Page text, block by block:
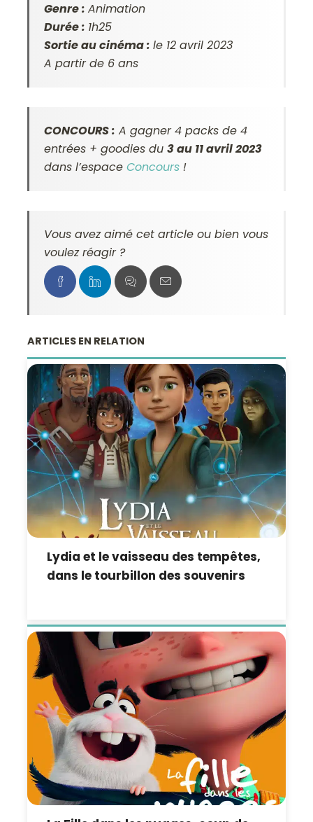
Genre :Animation
Durée : 1h25
Sortie au cinéma :le 12 avril 2023
A partir de 6 ans
CONCOURS : A gagner 4 packs de 4
entrées + goodies du3 au 11 avril 2023
dans l’espaceConcours !
Vous avez aimé cet article ou bien vous
voulez réagir ?
ARTICLES EN RELATION
Lydia et le vaisseau des tempêtes,
dans le tourbillon des souvenirs